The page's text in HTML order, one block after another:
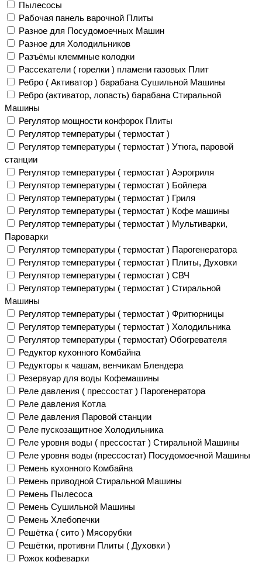
Пылесосы
Рабочая панель варочной Плиты
Разное для Посудомоечных Машин
Разное для Холодильников
Разъёмы клеммные колодки
Рассекатели ( горелки ) пламени газовых Плит
Ребро ( Активатор ) барабана Сушильной Машины
Ребро (активатор, лопасть) барабана Стиральной
Машины
Регулятор мощности конфорок Плиты
Регулятор температуры ( термостат )
Регулятор температуры ( термостат ) Утюга, паровой
станции
Регулятор температуры ( термостат ) Аэрогриля
Регулятор температуры ( термостат ) Бойлера
Регулятор температуры ( термостат ) Гриля
Регулятор температуры ( термостат ) Кофе машины
Регулятор температуры ( термостат ) Мультиварки,
Пароварки
Регулятор температуры ( термостат ) Парогенератора
Регулятор температуры ( термостат ) Плиты, Духовки
Регулятор температуры ( термостат ) СВЧ
Регулятор температуры ( термостат ) Стиральной
Машины
Регулятор температуры ( термостат ) Фритюрницы
Регулятор температуры ( термостат ) Холодильника
Регулятор температуры ( термостат) Обогревателя
Редуктор кухонного Комбайна
Редукторы к чашам, венчикам Блендера
Резервуар для воды Кофемашины
Реле давления ( прессостат ) Парогенератора
Реле давления Котла
Реле давления Паровой станции
Реле пускозащитное Холодильника
Реле уровня воды ( прессостат ) Стиральной Машины
Реле уровня воды (прессостат) Посудомоечной Машины
Ремень кухонного Комбайна
Ремень приводной Стиральной Машины
Ремень Пылесоса
Ремень Сушильной Машины
Ремень Хлебопечки
Решётка ( сито ) Мясорубки
Решётки, противни Плиты ( Духовки )
Рожок кофеварки